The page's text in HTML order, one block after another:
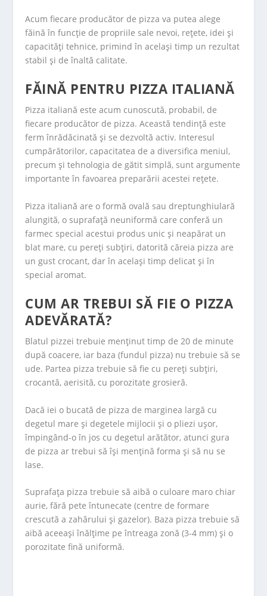
Acum fiecare producător de pizza va putea alege
făină în funcție de propriile sale nevoi, rețete, idei și
capacități tehnice, primind în același timp un rezultat
stabil și de înaltă calitate.
FĂINĂ PENTRU PIZZA ITALIANĂ
Pizza italiană este acum cunoscută, probabil, de
fiecare producător de pizza. Această tendință este
ferm înrădăcinată și se dezvoltă activ. Interesul
cumpărătorilor, capacitatea de a diversifica meniul,
precum și tehnologia de gătit simplă, sunt argumente
importante în favoarea preparării acestei rețete.
Pizza italiană are o formă ovală sau dreptunghiulară
alungită, o suprafață neuniformă care conferă un
farmec special acestui produs unic și neapărat un
blat mare, cu pereți subțiri, datorită căreia pizza are
un gust crocant, dar în același timp delicat și în
special aromat.
CUM AR TREBUI SĂ FIE O PIZZA
ADEVĂRATĂ?
Blatul pizzei trebuie menținut timp de 20 de minute
după coacere, iar baza (fundul pizza) nu trebuie să se
ude. Partea pizza trebuie să fie cu pereți subțiri,
crocantă, aerisită, cu porozitate grosieră.
Dacă iei o bucată de pizza de marginea largă cu
degetul mare și degetele mijlocii și o pliezi ușor,
împingând-o în jos cu degetul arătător, atunci gura
de pizza ar trebui să își mențină forma și să nu se
lase.
Suprafața pizza trebuie să aibă o culoare maro chiar
aurie, fără pete întunecate (centre de formare
crescută a zahărului și gazelor). Baza pizza trebuie să
aibă aceeași înălțime pe întreaga zonă (3-4 mm) și o
porozitate fină uniformă.